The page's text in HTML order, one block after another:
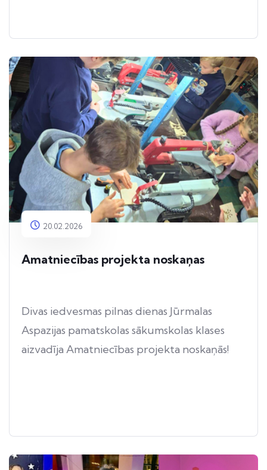
20.02.2026
Amatniecības projekta noskaņas
Divas iedvesmas pilnas dienas Jūrmalas
Aspazijas pamatskolas sākumskolas klases
aizvadīja Amatniecības projekta noskaņās!